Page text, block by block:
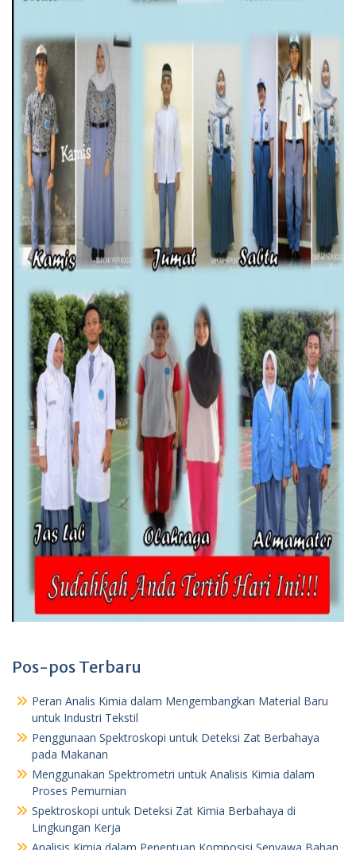
Pos-pos Terbaru
Peran Analis Kimia dalam Mengembangkan Material Baru
untuk Industri Tekstil
Penggunaan Spektroskopi untuk Deteksi Zat Berbahaya
pada Makanan
Menggunakan Spektrometri untuk Analisis Kimia dalam
Proses Pemurnian
Spektroskopi untuk Deteksi Zat Kimia Berbahaya di
Lingkungan Kerja
Analisis Kimia dalam Penentuan Komposisi Senyawa Bahan